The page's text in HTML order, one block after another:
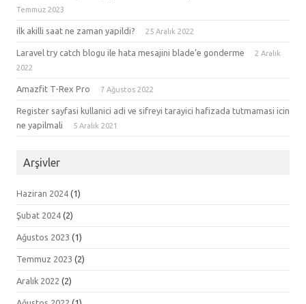
Temmuz 2023
ilk akilli saat ne zaman yapildi? 25 Aralık 2022
Laravel try catch blogu ile hata mesajini blade’e gonderme
2 Aralık
2022
Amazfit T-Rex Pro 7 Ağustos 2022
Register sayfasi kullanici adi ve sifreyi tarayici hafizada tutmamasi icin
ne yapilmali
5 Aralık 2021
Arşivler
Haziran 2024 (1)
Şubat 2024 (2)
Ağustos 2023 (1)
Temmuz 2023 (2)
Aralık 2022 (2)